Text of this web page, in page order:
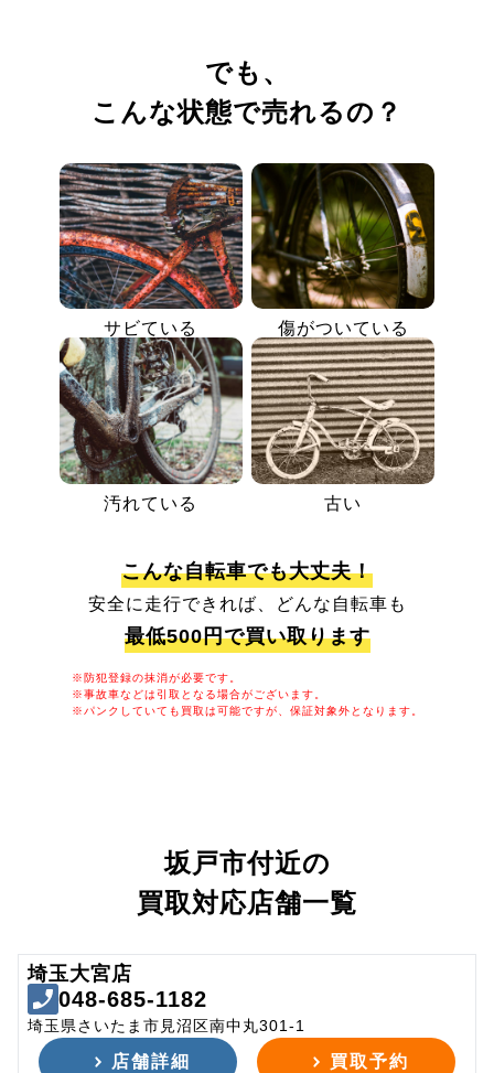
でも、
こんな状態で売れるの？
サビている 傷がついている
汚れている 古い
こんな自転車でも大丈夫！
安全に走行できれば、どんな自転車も
最低500円で買い取ります
※防犯登録の抹消が必要です。
※事故車などは引取となる場合がございます。
※パンクしていても買取は可能ですが、保証対象外となります。
坂戸市付近の
買取対応店舗一覧
埼玉大宮店
048-685-1182
埼玉県さいたま市見沼区南中丸301-1
店舗詳細 買取予約